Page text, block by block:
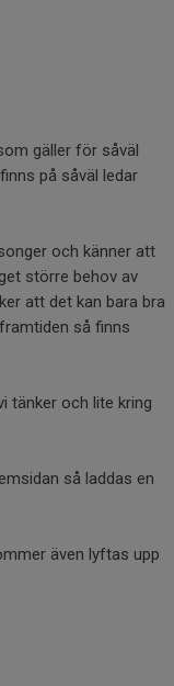
gäller för såväl
på såväl ledar
och känner att
större behov av
att det kan bara bra
så finns
tänker och lite kring
så laddas en
även lyftas upp